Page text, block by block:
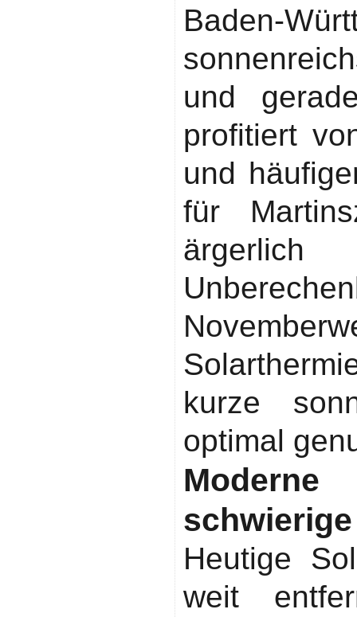
Baden-
und
profitiert
und
für
kurze
optimal
Heutige
weit